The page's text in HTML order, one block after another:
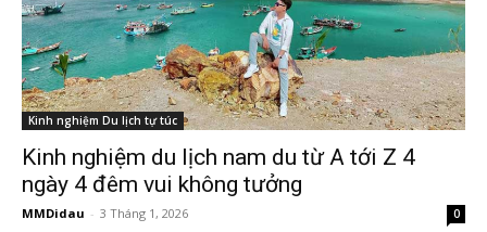
Kinh nghiệm Du lịch tự túc
Kinh nghiệm du lịch nam du từ A tới Z 4
ngày 4 đêm vui không tưởng
MMDidau - 3 Tháng 1, 2026 0